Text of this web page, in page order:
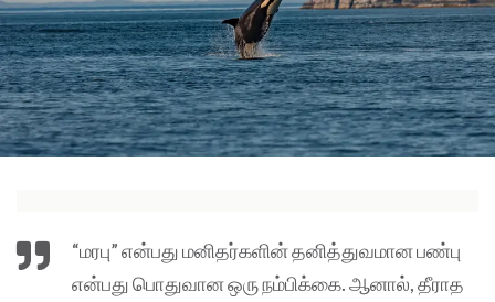
“மரபு” என்பது மனிதர்களின் தனித்துவமான பண்பு
என்பது பொதுவான ஒரு நம்பிக்கை. ஆனால், தீராத